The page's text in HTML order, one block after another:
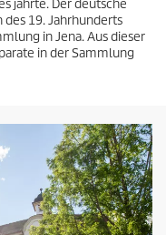
jährte. Der deutsche
19. Jahrhunderts
in Jena. Aus dieser
in der Sammlung